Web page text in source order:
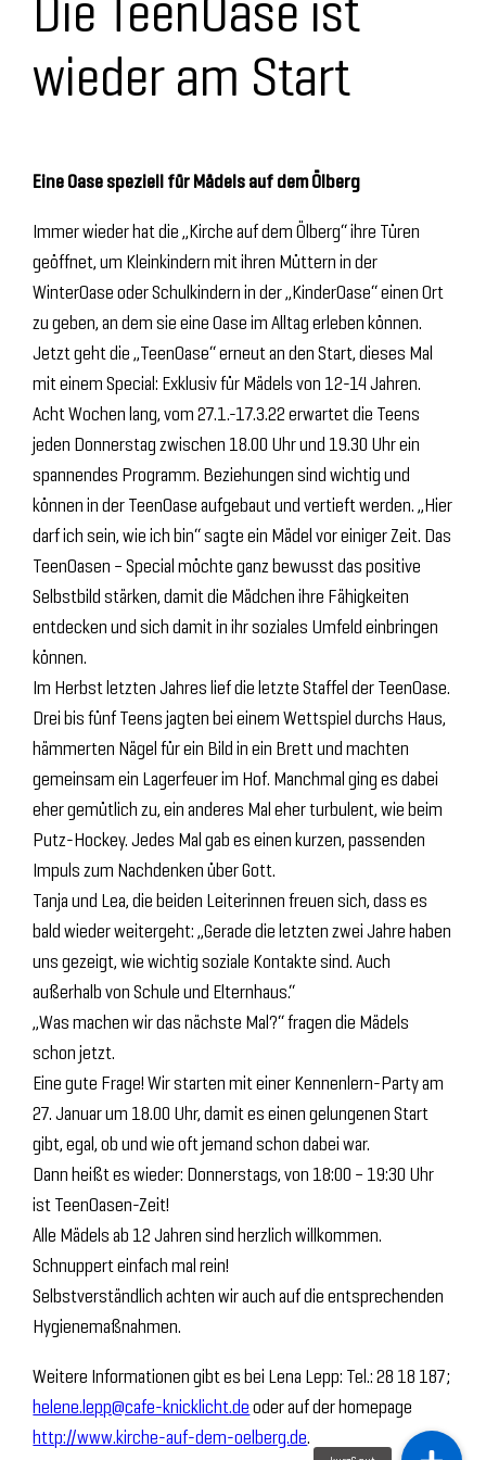
wieder am Start
Eine Oase speziell für Mädels auf dem Ölberg
Immer wieder hat die „Kirche auf dem Ölberg“ ihre Türen
geöffnet, um Kleinkindern mit ihren Müttern in der
WinterOase oder Schulkindern in der „KinderOase“ einen Ort
zu geben, an dem sie eine Oase im Alltag erleben können.
Jetzt geht die „TeenOase“ erneut an den Start, dieses Mal
mit einem Special: Exklusiv für Mädels von 12-14 Jahren.
Acht Wochen lang, vom 27.1.-17.3.22 erwartet die Teens
jeden Donnerstag zwischen 18.00 Uhr und 19.30 Uhr ein
spannendes Programm. Beziehungen sind wichtig und
können in der TeenOase aufgebaut und vertieft werden. „Hier
darf ich sein, wie ich bin“ sagte ein Mädel vor einiger Zeit. Das
TeenOasen – Special möchte ganz bewusst das positive
Selbstbild stärken, damit die Mädchen ihre Fähigkeiten
entdecken und sich damit in ihr soziales Umfeld einbringen
können.
Im Herbst letzten Jahres lief die letzte Staffel der TeenOase.
Drei bis fünf Teens jagten bei einem Wettspiel durchs Haus,
hämmerten Nägel für ein Bild in ein Brett und machten
gemeinsam ein Lagerfeuer im Hof. Manchmal ging es dabei
eher gemütlich zu, ein anderes Mal eher turbulent, wie beim
Putz-Hockey. Jedes Mal gab es einen kurzen, passenden
Impuls zum Nachdenken über Gott.
Tanja und Lea, die beiden Leiterinnen freuen sich, dass es
bald wieder weitergeht: „Gerade die letzten zwei Jahre haben
uns gezeigt, wie wichtig soziale Kontakte sind. Auch
außerhalb von Schule und Elternhaus.“
„Was machen wir das nächste Mal?“ fragen die Mädels
schon jetzt.
Eine gute Frage! Wir starten mit einer Kennenlern-Party am
27. Januar um 18.00 Uhr, damit es einen gelungenen Start
gibt, egal, ob und wie oft jemand schon dabei war.
Dann heißt es wieder: Donnerstags, von 18:00 – 19:30 Uhr
ist TeenOasen-Zeit!
Alle Mädels ab 12 Jahren sind herzlich willkommen.
Schnuppert einfach mal rein!
Selbstverständlich achten wir auch auf die entsprechenden
Hygienemaßnahmen.
Weitere Informationen gibt es bei Lena Lepp: Tel.: 28 18 187;
helene.lepp@cafe-knicklicht.deoder auf der homepage
http://www.kirche-auf-dem-oelberg.de.